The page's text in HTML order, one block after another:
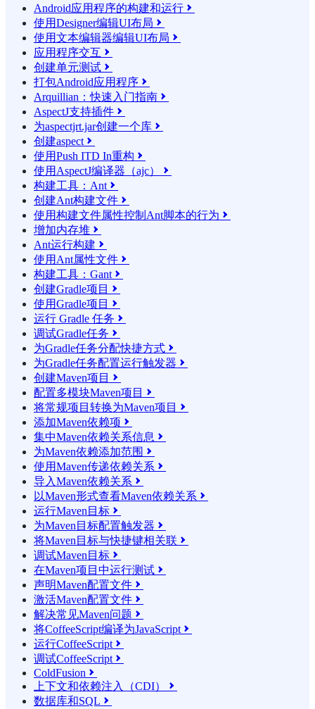
Android应用程序的构建和运行 
使用Designer编辑UI布局 
使用文本编辑器编辑UI布局 
应用程序交互 
创建单元测试 
打包Android应用程序 
Arquillian：快速入门指南 
AspectJ支持插件 
为aspectjrt.jar创建一个库 
创建aspect 
使用Push ITD In重构 
使用AspectJ编译器（ajc） 
构建工具：Ant 
创建Ant构建文件 
使用构建文件属性控制Ant脚本的行为 
增加内存堆 
Ant运行构建 
使用Ant属性文件 
构建工具：Gant 
创建Gradle项目 
使用Gradle项目 
运行 Gradle 任务 
调试Gradle任务 
为Gradle任务分配快捷方式 
为Gradle任务配置运行触发器 
创建Maven项目 
配置多模块Maven项目 
将常规项目转换为Maven项目 
添加Maven依赖项 
集中Maven依赖关系信息 
为Maven依赖添加范围 
使用Maven传递依赖关系 
导入Maven依赖关系 
以Maven形式查看Maven依赖关系 
运行Maven目标 
为Maven目标配置触发器 
将Maven目标与快捷键相关联 
调试Maven目标 
在Maven项目中运行测试 
声明Maven配置文件 
激活Maven配置文件 
解决常见Maven问题 
将CoffeeScript编译为JavaScript 
运行CoffeeScript 
调试CoffeeScript 
ColdFusion 
上下文和依赖注入（CDI） 
数据库和SQL 